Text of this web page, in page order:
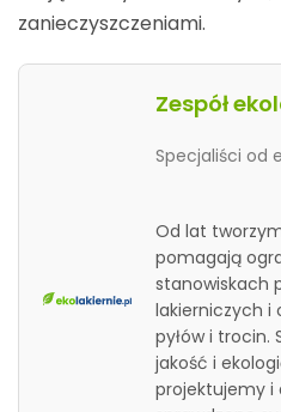
zanieczyszczeniami.
Zespół
Specjaliści od
Od lat
pomagają
stanowiskach
lakierniczych i
pyłów i trocin.
jakość i
projektujemy